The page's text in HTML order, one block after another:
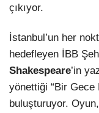
çıkıyor.
İstanbul’un her
hedefleyen İBB
Shakespeare’in
yönettiği “Bir Gece
buluşturuyor.